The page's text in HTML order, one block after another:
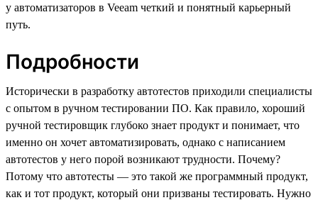
у автоматизаторов в Veeam четкий и понятный карьерный
путь.
Подробности
Исторически в разработку автотестов приходили специалисты
с опытом в ручном тестировании ПО. Как правило, хороший
ручной тестировщик глубоко знает продукт и понимает, что
именно он хочет автоматизировать, однако с написанием
автотестов у него порой возникают трудности. Почему?
Потому что автотесты — это такой же программный продукт,
как и тот продукт, который они призваны тестировать. Нужно